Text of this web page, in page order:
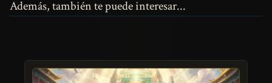
Además, también te puede interesar...